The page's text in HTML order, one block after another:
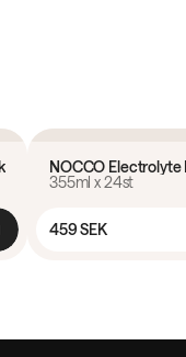
NOCCO
355ml x 24st
459 SEK